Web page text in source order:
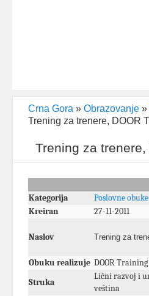
Crna Gora » Obrazovanje »
Trening za trenere, DOOR
Trening za
Kategorija
Poslovne obuke
Kreiran
27-11-2011
Naslov Trening za
Obuku realizuje DOOR
Struka
Lični razvoj i
veština